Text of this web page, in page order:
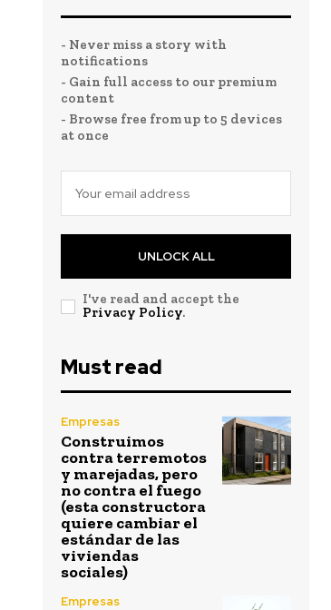
- Never miss a story with
notifications
- Gain full access to our premium
content
- Browse free from up to 5 devices
at once
UNLOCK ALL
I've read and accept the
Privacy Policy.
Must read
Empresas
Construimos
contra terremotos
y marejadas, pero
no contra el fuego
(esta constructora
quiere cambiar el
estándar de las
viviendas
sociales)
Empresas